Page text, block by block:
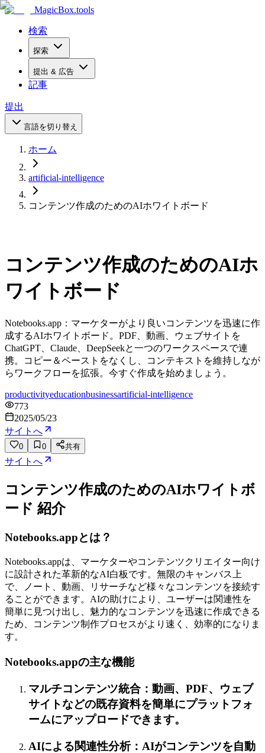
MagicBox.tools
検索
探索
提出 & 広告
記事
提出
言語を切り替え
ホーム
artificial-intelligence
コンテンツ作成のためのAIホワイトボード
コンテンツ作成のためのAIホ
ワイトボード
Notebooks.app：マーケターがより良いコンテンツを迅速に作
成するAIホワイトボード。PDF、動画、ウェブサイトを
ChatGPT、Claude、DeepSeekと一つのワークスペースで連
携。コピー＆ペーストをなくし、コンテキストを維持しなが
らワークフローを拡張。今すぐ作成を始めましょう。
productivityeducationbusinessartificial-intelligence
773
2025/05/23
サイトへ
0 0 共有
サイトへ
コンテンツ作成のためのAIホワイトボ
ード 紹介
Notebooks.appとは？
Notebooks.appは、マーケターやコンテンツクリエイター向け
に設計された革新的なAI白板です。無限のキャンバス上
で、ノート、動画、リサーチなど様々なコンテンツを接続す
ることができます。AIの助けにより、ユーザーは関連性を
簡単に見つけ出し、魅力的なコンテンツを迅速に作成できる
ため、コンテンツ制作プロセスがより速く、効率的になりま
す。
Notebooks.appの主な機能
マルチコンテンツ統合：動画、PDF、ウェブ
サイトなどの既存資料を簡単にプラットフォ
ームにアップロードできます。
AIによる関連性分析：AIがコンテンツを自動